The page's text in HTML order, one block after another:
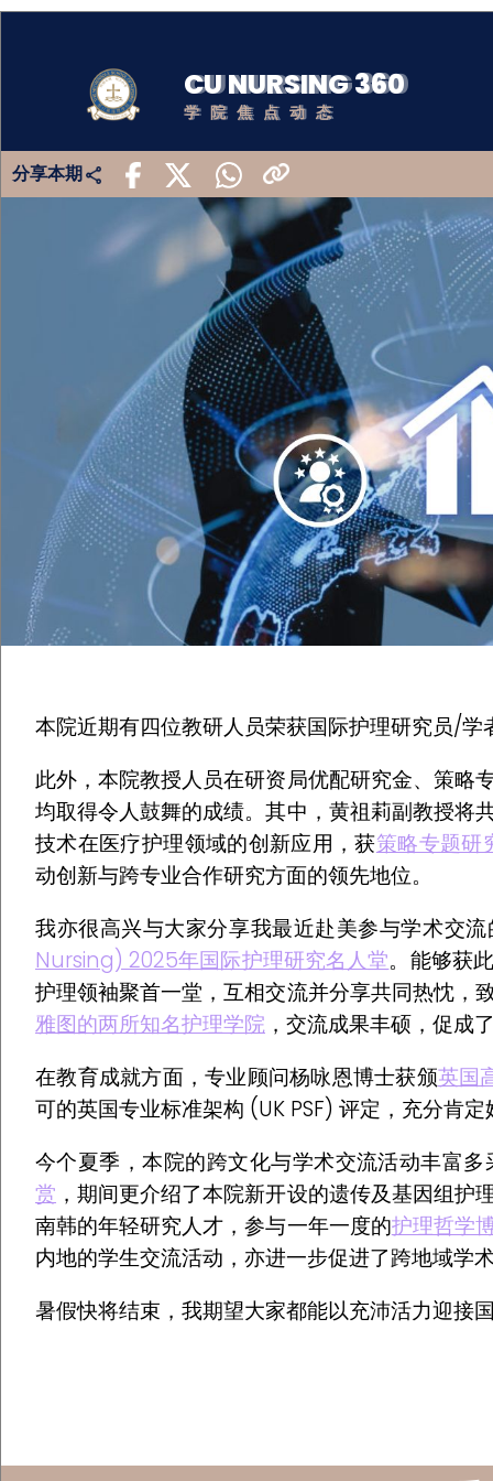
CU NURSING 360
学院焦点动态
分享本期
本院近期有四位教研人员荣获国际护理研究员/学
此外，本院教授人员在研资局优配研究金、策略
均取得令人鼓舞的成绩。其中，黄祖莉副教授将
技术在医疗护理领域的创新应用，获策略专题研
动创新与跨专业合作研究方面的领先地位。
我亦很高兴与大家分享我最近赴美参与学术交
Nursing) 2025年国际护理研究名人堂。能够获
护理领袖聚首一堂，互相交流并分享共同热忱，
雅图的两所知名护理学院 ，交流成果丰硕，促成
在教育成就方面，专业顾问杨咏恩博士获颁英国
可的英国专业标准架构 (UK PSF) 评定，充分肯
今个夏季，本院的跨文化与学术交流活动丰富多
赏 ，期间更介绍了本院新开设的遗传及基因组
南韩的年轻研究人才，参与一年一度的护理哲学
内地的学生交流活动，亦进一步促进了跨地域学
暑假快将结束，我期望大家都能以充沛活力迎接